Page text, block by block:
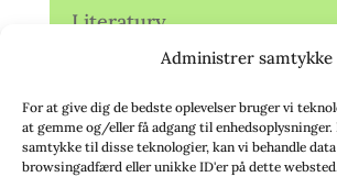
Administrer samtykke
For at give dig de bedste oplevelser bruger vi
at gemme og/eller få adgang til
samtykke til disse teknologier, kan vi behandle
browsingadfærd eller unikke ID'er på dette
Literatury
Storbritannien: Translators
Association (TA)
Sverige: